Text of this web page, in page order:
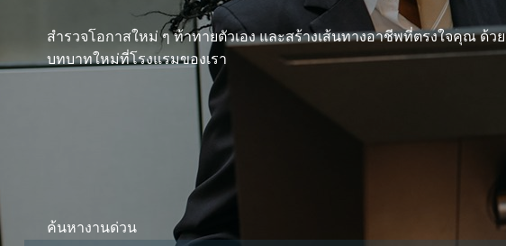
สำรวจโอกาสใหม่ ๆ ท้าทายตัวเอง และสร้างเส้นทางอาชีพที่ตรงใจคุณ ด้วย
บทบาทใหม่ที่โรงแรมของเรา
ค้นหางานด่วน